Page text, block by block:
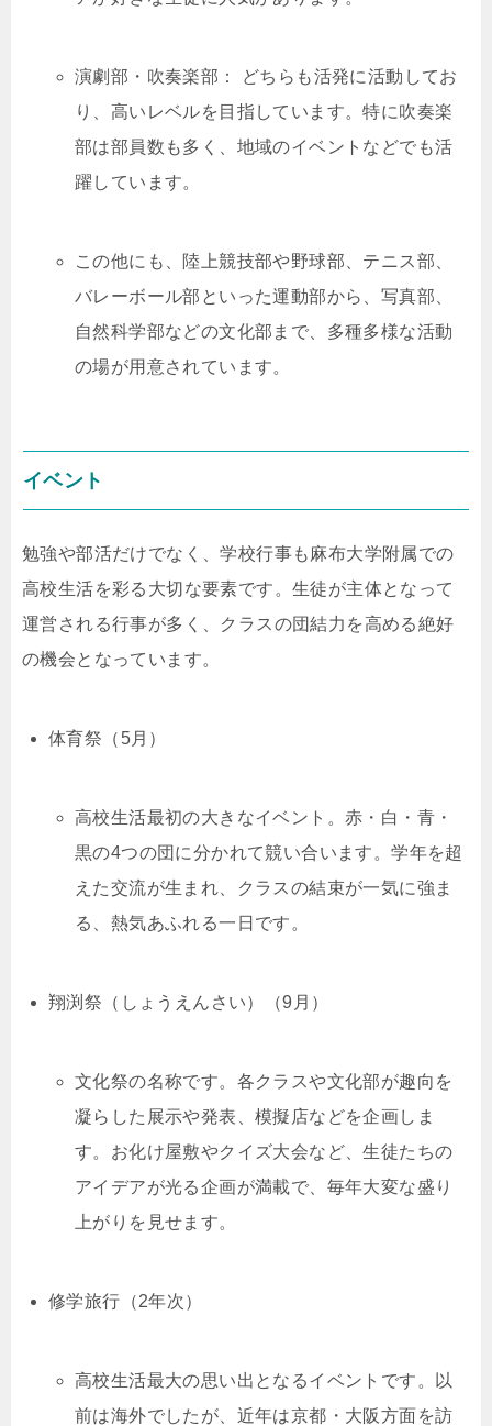
演劇部・吹奏楽部： どちらも活発に活動してお
り、高いレベルを目指しています。特に吹奏楽
部は部員数も多く、地域のイベントなどでも活
躍しています。
この他にも、陸上競技部や野球部、テニス部、
バレーボール部といった運動部から、写真部、
自然科学部などの文化部まで、多種多様な活動
の場が用意されています。
イベント
勉強や部活だけでなく、学校行事も麻布大学附属での
高校生活を彩る大切な要素です。生徒が主体となって
運営される行事が多く、クラスの団結力を高める絶好
の機会となっています。
体育祭（5月）
高校生活最初の大きなイベント。赤・白・青・
黒の4つの団に分かれて競い合います。学年を超
えた交流が生まれ、クラスの結束が一気に強ま
る、熱気あふれる一日です。
翔渕祭（しょうえんさい）（9月）
文化祭の名称です。各クラスや文化部が趣向を
凝らした展示や発表、模擬店などを企画しま
す。お化け屋敷やクイズ大会など、生徒たちの
アイデアが光る企画が満載で、毎年大変な盛り
上がりを見せます。
修学旅行（2年次）
高校生活最大の思い出となるイベントです。以
前は海外でしたが、近年は京都・大阪方面を訪